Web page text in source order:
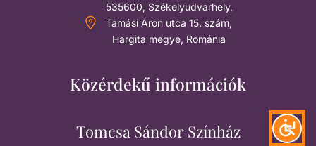
535600, Székelyudvarhely,
Tamási Áron utca 15. szám,
Hargita megye, Románia
Közérdekű információk
Tomcsa Sándor Színház